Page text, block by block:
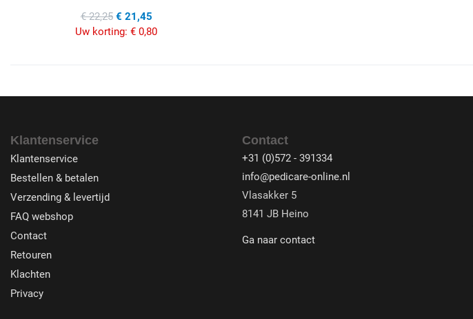
€ 22,25 € 21,45
Uw korting:€ 0,80
Klantenservice
Klantenservice
Bestellen & betalen
Verzending & levertijd
FAQ webshop
Contact
Retouren
Klachten
Privacy
Contact
+31 (0)572 - 391334
info@pedicare-online.nl
Vlasakker 5
8141 JB Heino
Ga naar contact